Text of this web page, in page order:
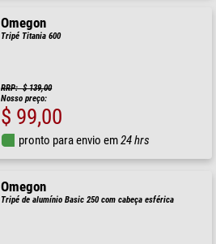
Omegon
Tripé Titania 600
RRP: $ 139,00
Nosso preço:
$ 99,00
pronto para envio em24 hrs
Omegon
Tripé de alumínio Basic 250 com cabeça esférica